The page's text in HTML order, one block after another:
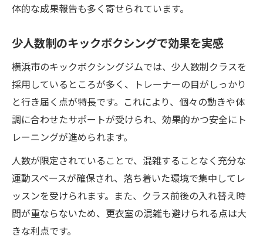
体的な成果報告も多く寄せられています。
少人数制のキックボクシングで効果を実感
横浜市のキックボクシングジムでは、少人数制クラスを
採用しているところが多く、トレーナーの目がしっかり
と行き届く点が特長です。これにより、個々の動きや体
調に合わせたサポートが受けられ、効果的かつ安全にト
レーニングが進められます。
人数が限定されていることで、混雑することなく充分な
運動スペースが確保され、落ち着いた環境で集中してレ
ッスンを受けられます。また、クラス前後の入れ替え時
間が重ならないため、更衣室の混雑も避けられる点は大
きな利点です。